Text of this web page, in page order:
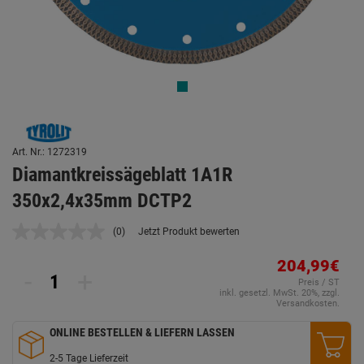
Art. Nr.: 1272319
Diamantkreissägeblatt 1A1R
350x2,4x35mm DCTP2
Kein
(0) Jetzt Produkt bewerten
204,99€
Preis / ST
inkl. gesetzl. MwSt. 20%, zzgl.
Versandkosten.
ONLINE BESTELLEN & LIEFERN LASSEN
2-5 Tage Lieferzeit